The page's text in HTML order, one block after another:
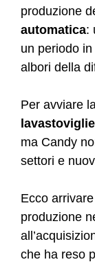
produzione
automatica:
un periodo in
albori della
Per avviare
lavastoviglie
ma Candy
settori e
Ecco
produzione
che ha reso